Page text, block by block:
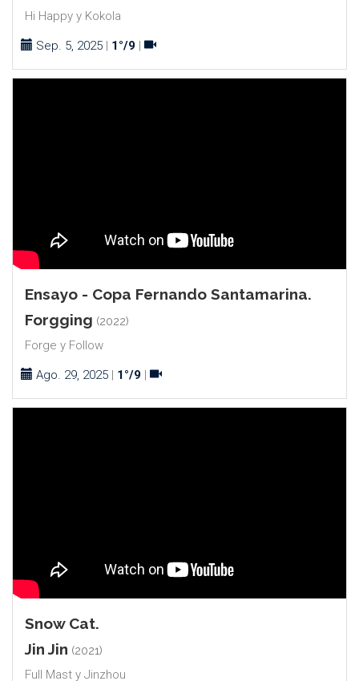
Hi Happy y Kokola
Sep. 5, 2025 | 1°/9 |
Ensayo - Copa Fernando Santamarina.
Forgging (2022)
Forge y Follow
Ago. 29, 2025 | 1°/9 |
Snow Cat.
Jin Jin (2021)
Full Mast y Jinzhou